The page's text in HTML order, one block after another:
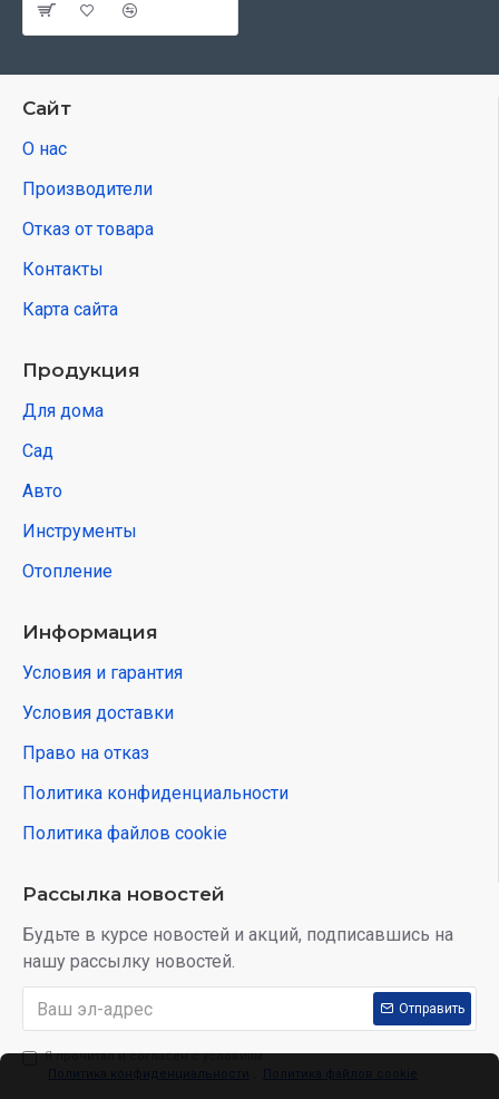
Сайт
О нас
Производители
Отказ от товара
Контакты
Карта сайта
Продукция
Для дома
Сад
Авто
Инструменты
Отопление
Информация
Условия и гарантия
Условия доставки
Право на отказ
Политика конфиденциальности
Политика файлов cookie
Рассылка новостей
Будьте в курсе новостей и акций, подписавшись на
нашу рассылку новостей.
Отправить
Я прочитал и согласен с условиям:
Политика конфиденциальности
Политика файлов cookie